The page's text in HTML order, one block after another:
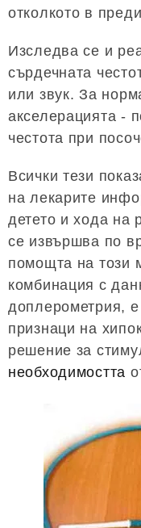
отколкото в
Изследва се и
сърдечната
или звук. За
акселерацията -
честота при
Всички тези
на лекарите
детето и хода на
се извършва по
помощта на този
комбинация с
доплерометрия,
признаци на
решение за
необходимостта